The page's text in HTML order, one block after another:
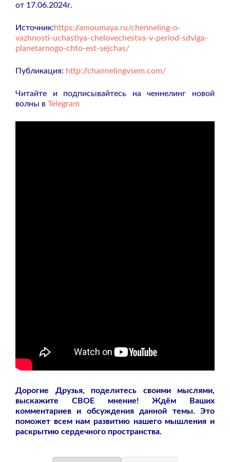
от 17.06.2024г.
Источник:https://amoumaya.ru/chenneling-o-
vazhnosti-uchastiya-chelovechestva-v-period-sdviga-
planetarnogo-chto-est-sejchas/
Публикация: http://channelingvsem.com/
Читайте и подписывайтесь на ченнелинг новой
волны в Telegram
Дорогие Друзья, поделитесь своими мыслями,
выскажите СВОЕ мнение! Ждём Ваших
комментариев и обсуждения данной темы. Это
поможет всем нам развитию нашего мышления и
раскрытию сердечного пространства.